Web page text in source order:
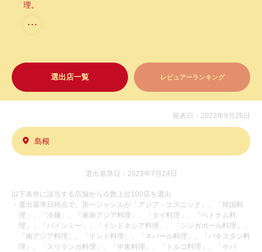
理。
・・・
選出店一覧 レビュアーランキング
発表日：2023年9月26日
島根
選出基準日：2023年7月24日
以下条件に該当する店舗から点数上位100店を選出
・選出基準日時点で、第一ジャンルが「アジア・エスニック」、「韓国料
理」、「冷麺」、「東南アジア料理」、「タイ料理」、「ベトナム料
理」、「バインミー」、「インドネシア料理」、「シンガポール料理」、
「南アジア料理」、「インド料理」、「ネパール料理」、「パキスタン料
理」、「スリランカ料理」、「中東料理」、「トルコ料理」、「ケバ